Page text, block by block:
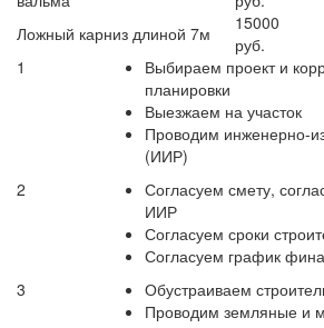
Ложный карниз длиной 7м
15000
руб.
1
Выбираем проект и
планировки
Выезжаем на участок
Проводим инженерно-
(ИИР)
2
Согласуем смету,
ИИР
Согласуем сроки
Согласуем график
3
Обустраиваем
Проводим земляные и